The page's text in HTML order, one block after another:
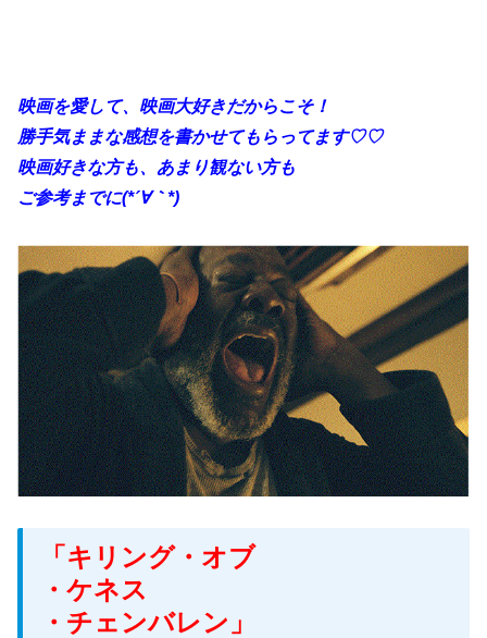
映画を愛して、映画大好きだからこそ！
勝手気ままな感想を書かせてもらってます♡♡
映画好きな方も、あまり観ない方も
ご参考までに(*´∀｀*)
「キリング・オブ
・ケネス
・チェンバレン」